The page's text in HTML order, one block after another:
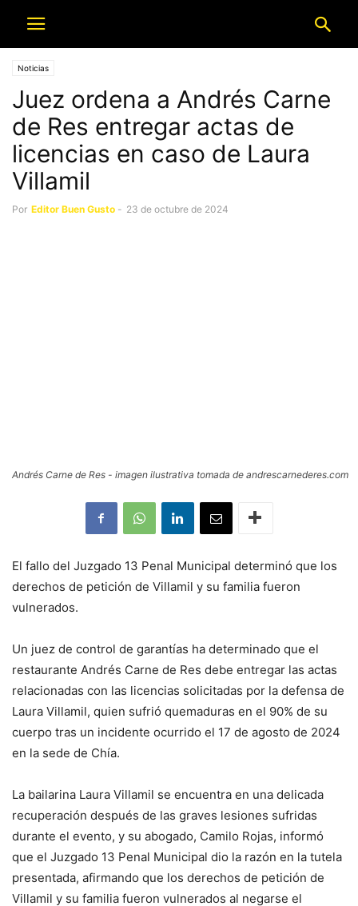
Noticias
Juez ordena a Andrés Carne
de Res entregar actas de
licencias en caso de Laura
Villamil
Por Editor Buen Gusto - 23 de octubre de 2024
Andrés Carne de Res - imagen ilustrativa tomada de andrescarnederes.com
El fallo del Juzgado 13 Penal Municipal determinó que los
derechos de petición de Villamil y su familia fueron
vulnerados.
Un juez de control de garantías ha determinado que el
restaurante Andrés Carne de Res debe entregar las actas
relacionadas con las licencias solicitadas por la defensa de
Laura Villamil, quien sufrió quemaduras en el 90% de su
cuerpo tras un incidente ocurrido el 17 de agosto de 2024
en la sede de Chía.
La bailarina Laura Villamil se encuentra en una delicada
recuperación después de las graves lesiones sufridas
durante el evento, y su abogado, Camilo Rojas, informó
que el Juzgado 13 Penal Municipal dio la razón en la tutela
presentada, afirmando que los derechos de petición de
Villamil y su familia fueron vulnerados al negarse el